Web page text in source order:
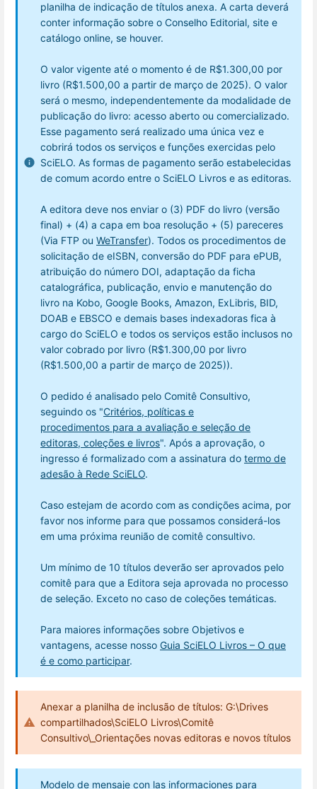
planilha de indicação de títulos anexa. A carta deverá
conter informação sobre o Conselho Editorial, site e
catálogo online, se houver.
O valor vigente até o momento é de R$1.300,00 por
livro (R$1.500,00 a partir de março de 2025). O valor
será o mesmo, independentemente da modalidade de
publicação do livro: acesso aberto ou comercializado.
Esse pagamento será realizado uma única vez e
cobrirá todos os serviços e funções exercidas pelo
SciELO. As formas de pagamento serão estabelecidas
de comum acordo entre o SciELO Livros e as editoras.
A editora deve nos enviar o (3) PDF do livro (versão
final) + (4) a capa em boa resolução + (5) pareceres
(Via FTP ou WeTransfer). Todos os procedimentos de
solicitação de eISBN, conversão do PDF para ePUB,
atribuição do número DOI, adaptação da ficha
catalográfica, publicação, envio e manutenção do
livro na Kobo, Google Books, Amazon, ExLibris, BID,
DOAB e EBSCO e demais bases indexadoras fica à
cargo do SciELO e todos os serviços estão inclusos no
valor cobrado por livro (R$1.300,00 por livro
(R$1.500,00 a partir de março de 2025)).
O pedido é analisado pelo Comitê Consultivo,
seguindo os "Critérios, políticas e
procedimentos para a avaliação e seleção de
editoras, coleções e livros". Após a aprovação, o
ingresso é formalizado com a assinatura do termo de
adesão à Rede SciELO.
Caso estejam de acordo com as condições acima, por
favor nos informe para que possamos considerá-los
em uma próxima reunião de comitê consultivo.
Um mínimo de 10 títulos deverão ser aprovados pelo
comitê para que a Editora seja aprovada no processo
de seleção. Exceto no caso de coleções temáticas.
Para maiores informações sobre Objetivos e
vantagens, acesse nosso Guia SciELO Livros – O que
é e como participar.
Anexar a planilha de inclusão de títulos: G:\Drives
compartilhados\SciELO Livros\Comitê
Consultivo\_Orientações novas editoras e novos títulos
Modelo de mensaje con las informaciones para